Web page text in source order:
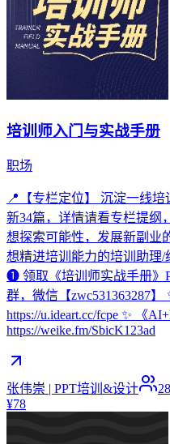
培训师入门与实战手册
职场
📍【专栏定位】 沉淀一线
新34篇，详情请看专栏提纲
想探索可能性，发展新副业
想精进培训能力的培训助理/
❶ 领取《培训师实战手册》
群，微信【zwc531363287】
https://u.ideart.cc/fcpe ✨ 《
https://weike.fm/SbicK123ad
张伟崇 | PPT培训&设计
¥78